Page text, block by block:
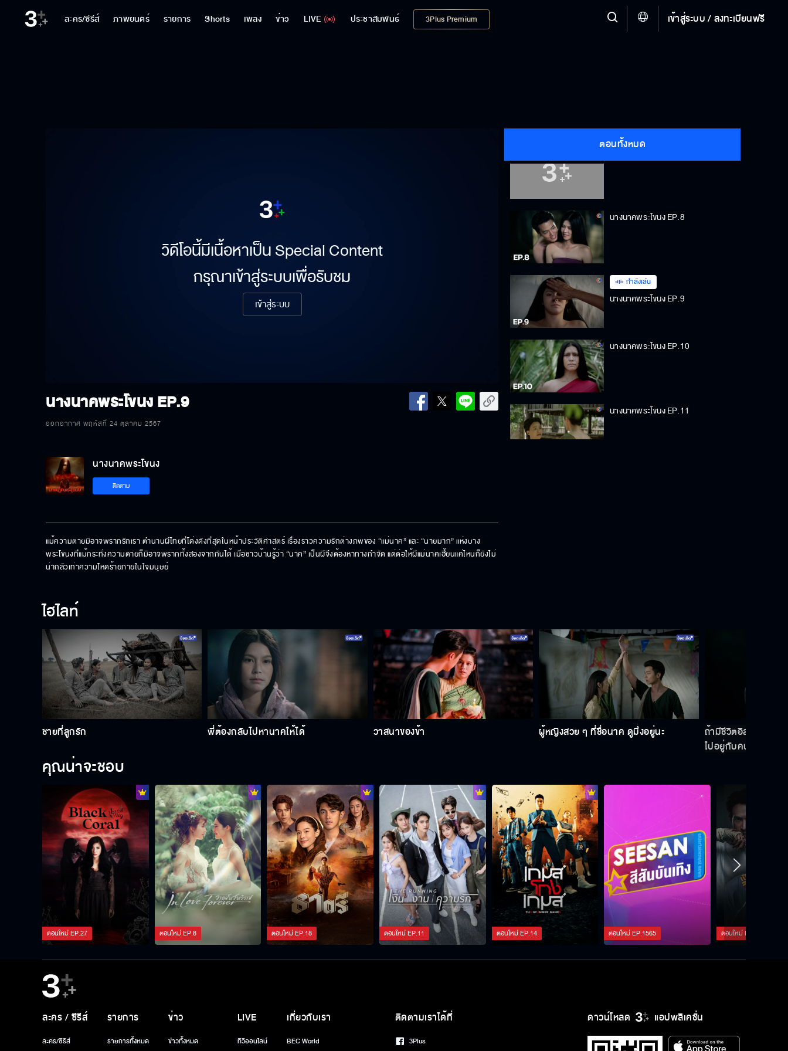
ละคร/ซีรีส์ ภาพยนตร์ รายการ Shorts เพลง ข่าว LIVE ประชาสัมพันธ์ 3Plus Premium เข้าสู่ระบบ / ลงทะเบียนฟรี
วิดีโอนี้มีเนื้อหาเป็น Special Content
กรุณาเข้าสู่ระบบเพื่อรับชม
เข้าสู่ระบบ
นางนาคพระโขนงEP.9
ออกอากาศ พฤหัสที่ 24 ตุลาคม 2567
ตอนทั้งหมด
นางนาคพระโขนง EP.5
นางนาคพระโขนง EP.8
กำลังเล่น
นางนาคพระโขนง EP.9
นางนาคพระโขนง EP.10
นางนาคพระโขนง EP.11
นางนาคพระโขนง EP.15
นางนาคพระโขนง EP.16
นางนาคพระโขนง EP.18
นางนาคพระโขนง EP.19
นางนาคพระโขนง
ติดตาม
แม้ความตายมิอาจพรากรักเรา ตํานานผีไทยที่โด่งดังที่สุดในหน้าประวัติศาสตร์ เรื่องราวความรักต่างภพของ “แม่นาค” และ “นายมาก” แห่งบาง
พระโขนงที่แม้กระทั่งความตายก็มิอาจพรากทั้งสองจากกันได้ เมื่อชาวบ้านรู้ว่า “นาค” เป็นผีจึงต้องหาทางกําจัด แต่ต่อให้ผีแม่นาคเฮี้ยนแค่ไหนก็ยังไม่
น่ากลัวเท่าความโหดร้ายภายในใจมนุษย์
ไฮไลท์
ชายที่ลูกรัก พี่ต้องกลับไปหานาคให้ได้ วาสนาของข้า ผู้หญิงสวย ๆ ที่ชื่อนาค ดูมึงอยู่นะ
ถ้ามีชีวิตอิสระเหมือ
ไปอยู่กับคนที่ฉันรัก
คุณน่าจะชอบ
ตอนใหม่EP.27 ตอนใหม่EP.8 ตอนใหม่EP.18 ตอนใหม่EP.11 ตอนใหม่EP.14 ตอนใหม่EP.1565 ตอนใหม่EP.
ดาวน์โหลด แอปพลิเคชั่น
ละคร / ซีรีส์
ละคร/ซีรีส์
รายการ
รายการทั้งหมด
ข่าว
ข่าวทั้งหมด
LIVE
ทีวีออนไลน์
เกี่ยวกับเรา
BEC World
ติดตามเราได้ที่
3Plus